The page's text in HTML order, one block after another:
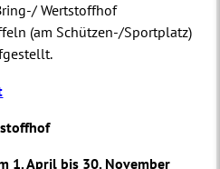
Wertstoffhof
(am Schützen-/Sportplatz)
1. April bis 30. November